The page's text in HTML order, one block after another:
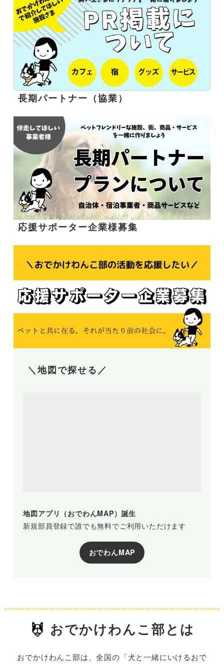
長期パートナー（協業）
応援サポーター企業様募集
＼地図で探せる／
地図アプリ（おでわんMAP）誕生
新規部員登録で誰でも無料でご利用いただけます
おでわんMAP
おでかけわんこ部とは
おでかけわんこ部は、全国の「犬と一緒にいけるおで